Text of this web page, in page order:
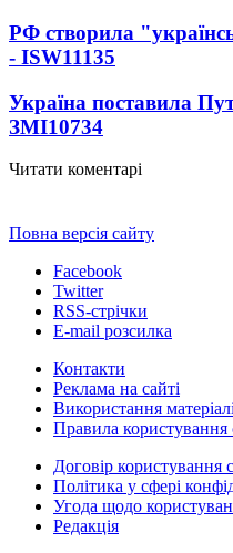
РФ створила
- ISW11135
Україна поставила
ЗМІ10734
Читати коментарі
Повна версія сайту
Facebook
Twitter
RSS-стрічки
E-mail розсилка
Контакти
Реклама на сайті
Використання
Правила користування
Договір користування
Політика у сфері
Угода щодо
Редакція